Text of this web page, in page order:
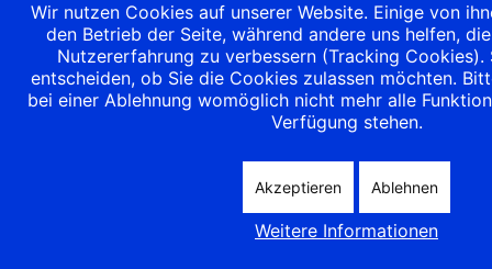
Wir nutzen Cookies auf unserer Website. Einige von
den Betrieb der Seite, während andere uns helfen,
Nutzererfahrung zu verbessern (Tracking Cookies).
entscheiden, ob Sie die Cookies zulassen möchten.
bei einer Ablehnung womöglich nicht mehr alle
Verfügung stehen.
Akzeptieren Ablehnen
Weitere Informationen